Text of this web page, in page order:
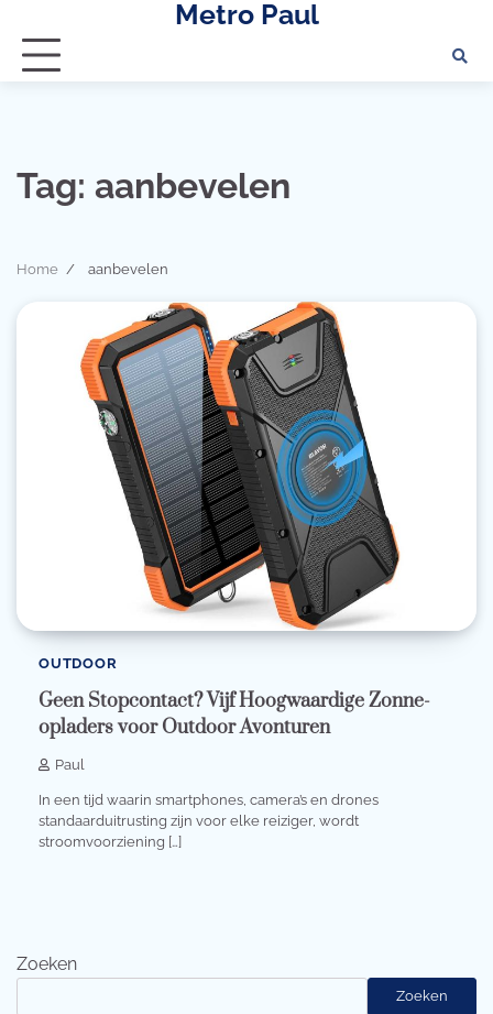
content
Metro Paul
Tag: aanbevelen
Home aanbevelen
OUTDOOR
Geen Stopcontact? Vijf Hoogwaardige Zonne-
opladers voor Outdoor Avonturen
Paul
In een tijd waarin smartphones, camera’s en drones
standaarduitrusting zijn voor elke reiziger, wordt
stroomvoorziening […]
Zoeken
Zoeken